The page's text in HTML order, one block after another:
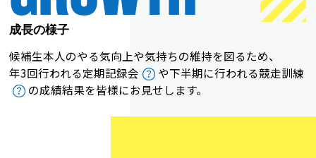
成長の様子
候補生本人のやる気向上や気持ちの維持を図るため、
年3回行われる定期記録会
や下半期に行われる競走訓練
の成績結果を皆様にお見せします。